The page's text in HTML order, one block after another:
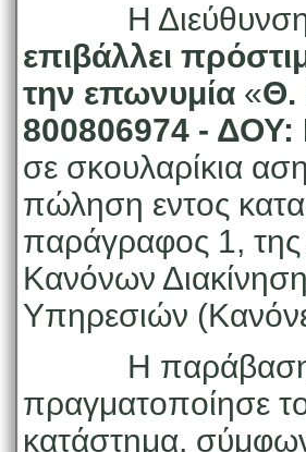
Η Διεύθυνση
επιβάλλει
την επωνυμία «Θ.
800806974 - ΔΟΥ:
σε σκουλαρίκια
πώληση εντος
παράγραφος 1,
Κανόνων
Υπηρεσιών
Η παράβαση
πραγματοποίησε
κατάστημα,